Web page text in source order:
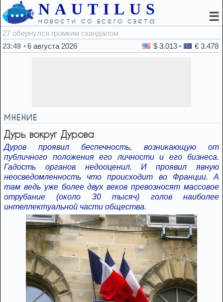
NAUTILUS
новости со всего света ☰
23:49
6 августа 2026 $ 3.013 € 3.478
МНЕНИЕ
Дурь вокруг Дурова
Дуров проявил беспечность, возникающую от
публичного положения его личности и его бизнеса.
Гадость органов недооценил. И проявил явную
неосведомленность что происходит во Франции. А
там ведь уже более двух веков превозносят массовое
отрубание (около 30 тысяч) голов наиболее
интеллектуальной части общества.